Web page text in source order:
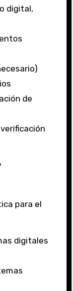
digital,
de
para el
digitales